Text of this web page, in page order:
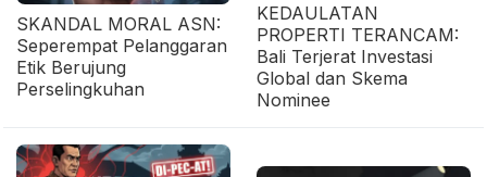
SKANDAL MORAL ASN:
Seperempat Pelanggaran
Etik Berujung
Perselingkuhan
KEDAULATAN
PROPERTI TERANCAM:
Bali Terjerat Investasi
Global dan Skema
Nominee